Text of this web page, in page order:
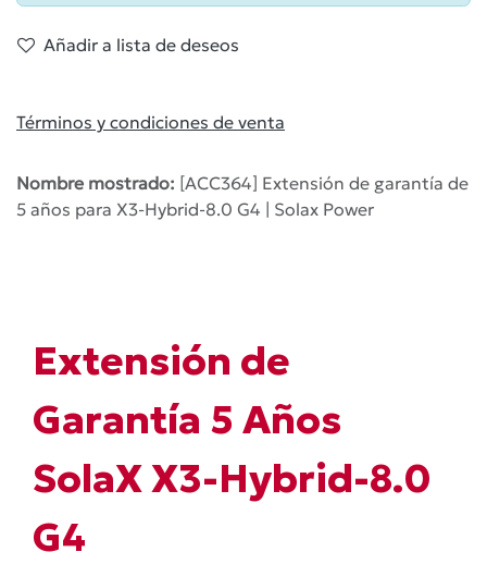
Añadir a lista de deseos
Términos y condiciones de venta
Nombre mostrado: [ACC364] Extensión de garantía de
5 años para X3-Hybrid-8.0 G4 | Solax Power
Extensión de
Garantía 5 Años
SolaX X3-Hybrid-8.0
G4